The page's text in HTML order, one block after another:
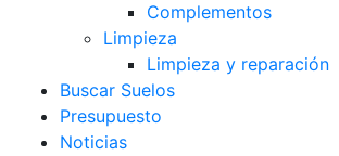
Complementos
Limpieza
Limpieza y reparación
Buscar Suelos
Presupuesto
Noticias